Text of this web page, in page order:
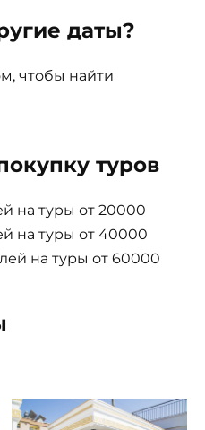
даты?
чтобы найти
туров
на туры от 20000
на туры от 40000
на туры от 60000